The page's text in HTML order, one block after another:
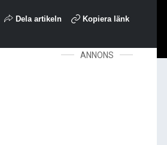
Dela artikeln Kopiera länk
ANNONS